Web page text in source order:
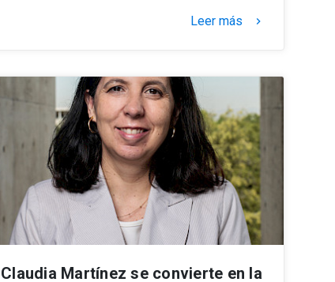
Leer más keyboard_arrow_right
Claudia Martínez se convierte en la